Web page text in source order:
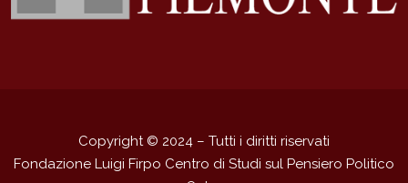
Slide
Copyright © 2024 – Tutti i diritti riservati
Fondazione Luigi Firpo Centro di Studi sul Pensiero Politico